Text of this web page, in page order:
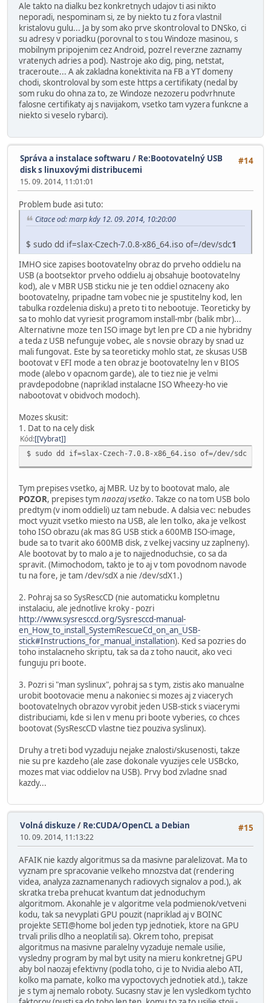
Ale takto na dialku bez konkretnych udajov ti asi nikto
neporadi, nespominam si, ze by niekto tu z fora vlastnil
kristalovu gulu... Ja by som ako prve skontroloval to DNSko, ci
su adresy v poriadku (porovnal to s tou Windoze masinou, s
mobilnym pripojenim cez Android, pozrel reverzne zaznamy
vratenych adries a pod). Nastroje ako dig, ping, netstat,
traceroute... A ak zakladna konektivita na FB a YT domeny
chodi, skontroloval by som este https a certifikaty (nedal by
som ruku do ohna za to, ze Windoze nezozeru podvrhnute
falosne certifikaty aj s navijakom, vsetko tam vyzera funkcne a
niekto si veselo rybarci).
#14
Správa a instalace softwaru / Re:Bootovatelný USB
disk s linuxovými distribucemi
15. 09. 2014, 11:01:01
Problem bude asi tuto:
Citace od: marp kdy 12. 09. 2014, 10:20:00
$ sudo dd if=slax-Czech-7.0.8-x86_64.iso of=/dev/sdc1
IMHO sice zapises bootovatelny obraz do prveho oddielu na
USB (a bootsektor prveho oddielu aj obsahuje bootovatelny
kod), ale v MBR USB sticku nie je ten oddiel oznaceny ako
bootovatelny, pripadne tam vobec nie je spustitelny kod, len
tabulka rozdelenia disku) a preto ti to nebootuje. Teoreticky by
sa to mohlo dat vyriesit programom install-mbr (balik mbr)...
Alternativne moze ten ISO image byt len pre CD a nie hybridny
a teda z USB nefunguje vobec, ale s novsie obrazy by snad uz
mali fungovat. Este by sa teoreticky mohlo stat, ze skusas USB
bootovat v EFI mode a ten obraz je bootovatelny len v BIOS
mode (alebo v opacnom garde), ale to tiez nie je velmi
pravdepodobne (napriklad instalacne ISO Wheezy-ho vie
nabootovat v obidvoch modoch).
Mozes skusit:
1. Dat to na cely disk
Kód [Vybrat]
$ sudo dd if=slax-Czech-7.0.8-x86_64.iso of=/dev/sdc
Tym prepises vsetko, aj MBR. Uz by to bootovat malo, ale
POZOR, prepises tymnaozaj vsetko. Takze co na tom USB bolo
predtym (v inom oddieli) uz tam nebude. A dalsia vec: nebudes
moct vyuzit vsetko miesto na USB, ale len tolko, aka je velkost
toho ISO obrazu (ak mas 8G USB stick a 600MB ISO-image,
bude sa to tvarit ako 600MB disk, z velkej vacsiny uz zaplneny).
Ale bootovat by to malo a je to najjednoduchsie, co sa da
spravit. (Mimochodom, takto je to aj v tom povodnom navode
tu na fore, je tam /dev/sdX a nie /dev/sdX1.)
2. Pohraj sa so SysRescCD (nie automaticku kompletnu
instalaciu, ale jednotlive kroky - pozri
http://www.sysresccd.org/Sysresccd-manual-
en_How_to_install_SystemRescueCd_on_an_USB-
stick#Instructions_for_manual_installation). Ked sa pozries do
toho instalacneho skriptu, tak sa da z toho naucit, ako veci
funguju pri boote.
3. Pozri si "man syslinux", pohraj sa s tym, zistis ako manualne
urobit bootovacie menu a nakoniec si mozes aj z viacerych
bootovatelnych obrazov vyrobit jeden USB-stick s viacerymi
distribuciami, kde si len v menu pri boote vyberies, co chces
bootovat (SysRescCD vlastne tiez pouziva syslinux).
Druhy a treti bod vyzaduju nejake znalosti/skusenosti, takze
nie su pre kazdeho (ale zase dokonale vyuzijes cele USBcko,
mozes mat viac oddielov na USB). Prvy bod zvladne snad
kazdy...
#15
Volná diskuze/ Re:CUDA/OpenCL a Debian
10. 09. 2014, 11:13:22
AFAIK nie kazdy algoritmus sa da masivne paralelizovat. Ma to
vyznam pre spracovanie velkeho mnozstva dat (rendering
videa, analyza zaznamenanych radiovych signalov a pod.), ak
skratka treba prehucat kvantum dat jednoduchym
algoritmom. Akonahle je v algoritme vela podmienok/vetveni
kodu, tak sa nevyplati GPU pouzit (napriklad aj v BOINC
projekte SETI@home bol jeden typ jednotiek, ktore na GPU
trvali prilis dlho a neoplatili sa). Okrem toho, prepisat
algoritmus na masivne paralelny vyzaduje nemale usilie,
vysledny program by mal byt usity na mieru konkretnej GPU
aby bol naozaj efektivny (podla toho, ci je to Nvidia alebo ATI,
kolko ma pamate, kolko ma vypoctovych jednotiek atd.), takze
je s tym aj nemalo roboty. Sucasny stav je len vysledkom tychto